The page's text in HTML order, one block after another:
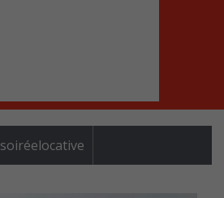
soiréelocative